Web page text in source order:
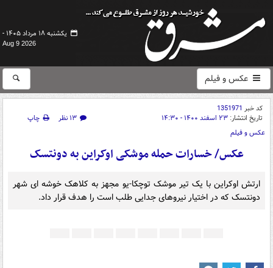
یکشنبه ۱۸ مرداد ۱۴۰۵ -
Aug 9 2026
عکس و فیلم
کد خبر 1351971
تاریخ انتشار: ۲۳ اسفند ۱۴۰۰ - ۱۴:۳۰ ۱۳ نظر
چاپ
عکس و فیلم
عکس/ خسارات حمله موشکی اوکراین به دونتسک
ارتش اوکراین با یک تیر موشک توچکا-یو مجهز به کلاهک خوشه ای شهر
دونتسک که در اختیار نیروهای جدایی طلب است را هدف قرار داد.